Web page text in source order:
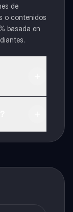
de
o contenidos
basada en